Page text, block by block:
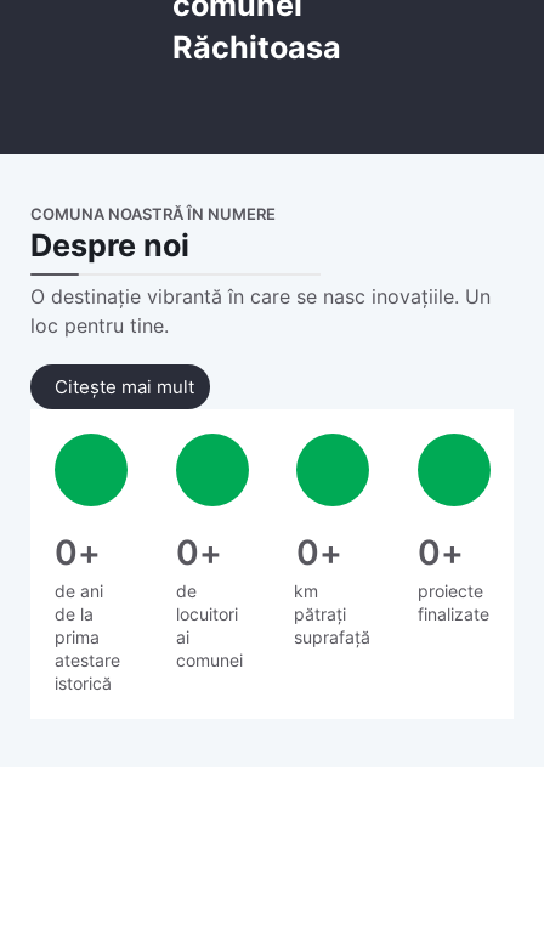
Răchitoasa
COMUNA NOASTRĂ ÎN NUMERE
Despre noi
O destinație vibrantă în care se nasc inovațiile. Un
loc pentru tine.
Citește mai mult
de ani
de la
prima
atestare
istorică
0+
de
locuitori
ai
comunei
0+
km
pătrați
suprafață
0+
proiecte
finalizate
0+